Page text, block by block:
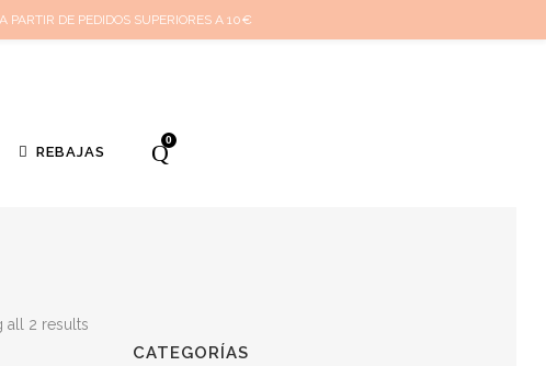
Mi cuenta Cuidado de tus joyas Conócenos
REBAJAS
0
all 2 results
CATEGORÍAS
A PARTIR DE PEDIDOS SUPERIORES A 10€